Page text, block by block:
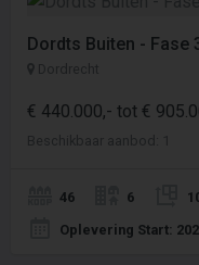
Dordts Buiten - Fase
Dordrecht
€ 440.000,- tot €
Beschikbaar aanbod: 1
46 6
Oplevering Start: